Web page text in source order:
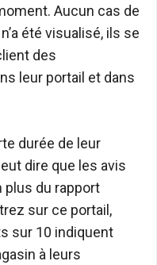
Aucun cas de
été visualisé, ils se
des
leur portail et dans
durée de leur
dire que les avis
plus du rapport
sur ce portail,
sur 10 indiquent
à leurs